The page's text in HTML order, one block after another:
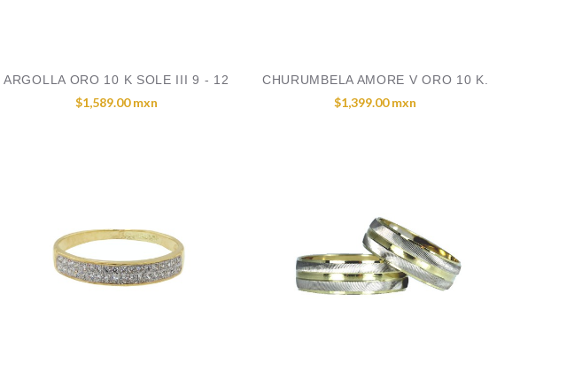
ARGOLLA ORO 10 K SOLE III 9 - 12
$1,589.00 mxn
CHURUMBELA AMORE V ORO 10 K.
$1,399.00 mxn